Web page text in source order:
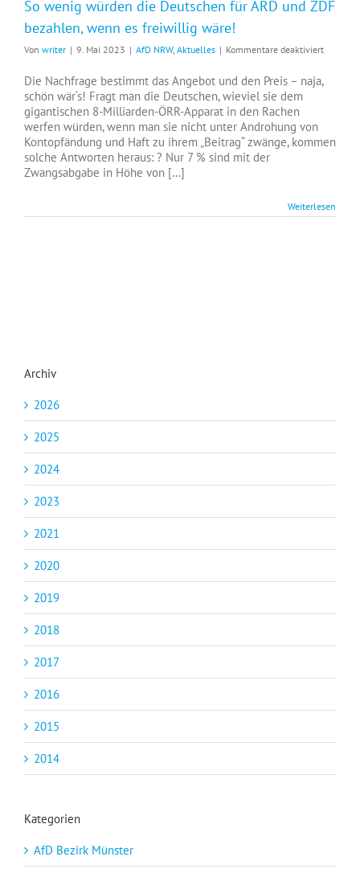
So wenig würden die Deutschen für ARD und ZDF
bezahlen, wenn es freiwillig wäre!
Von writer | 9. Mai 2023 | AfD NRW, Aktuelles | Kommentare deaktiviertfür
ARD
wenn
Die Nachfrage bestimmt das Angebot und den Preis – naja,
schön wär‘s! Fragt man die Deutschen, wieviel sie dem
gigantischen 8-Milliarden-ÖRR-Apparat in den Rachen
werfen würden, wenn man sie nicht unter Androhung von
Kontopfändung und Haft zu ihrem „Beitrag“ zwänge, kommen
solche Antworten heraus: ? Nur 7 % sind mit der
Zwangsabgabe in Höhe von [...]
Weiterlesen
Archiv
2026
2025
2024
2023
2021
2020
2019
2018
2017
2016
2015
2014
Kategorien
AfD Bezirk Münster